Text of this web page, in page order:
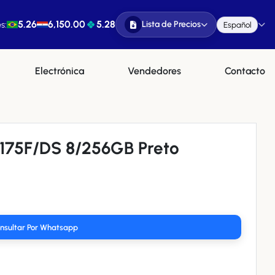
5.26 6,150.00 5.28 Lista de Precios Español
Electrónica Vendedores Contacto
DS 8/256GB Preto
Por Whatsapp